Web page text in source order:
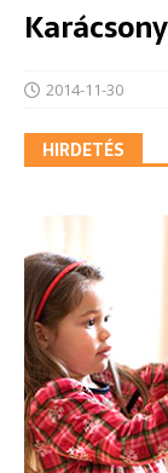
2014-11-30
HIRDETÉS